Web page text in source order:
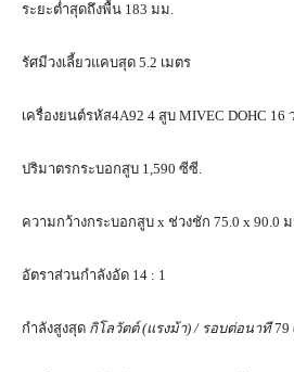
ระยะต่ำสุดถึงพื้น 183 มม.
รัศมีวงเลี้ยวแคบสุด 5.2 เมตร
เครื่องยนต์รหัส4A92 4 สูบ MIVEC DOHC
ปริมาตรกระบอกสูบ 1,590 ซีซี.
ความกว้างกระบอกสูบ x ช่วงชัก 75.0 x 90.0
อัตราส่วนกำลังอัด 14 : 1
กำลังสูงสุด กิโลวัตต์ (แรงม้า) / รอบต่อนาที79